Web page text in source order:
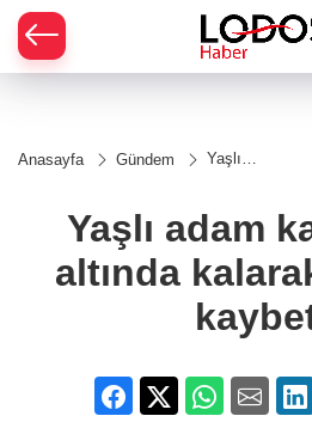
Anasayfa Gündem
Yaşlı
altında
kalarak
kaybetti
Yaşlı adam
altında